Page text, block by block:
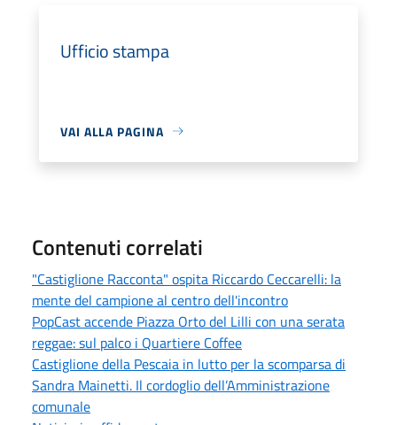
Ufficio stampa
VAI ALLA PAGINA
Contenuti correlati
"Castiglione Racconta" ospita Riccardo Ceccarelli: la
mente del campione al centro dell'incontro
PopCast accende Piazza Orto del Lilli con una serata
reggae: sul palco i Quartiere Coffee
Castiglione della Pescaia in lutto per la scomparsa di
Sandra Mainetti. Il cordoglio dell’Amministrazione
comunale